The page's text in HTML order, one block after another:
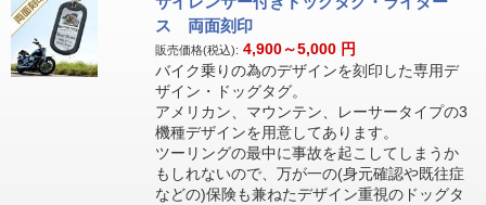
ス 両面刻印
販売価格(税込): 4,900～5,000 円
バイク乗りの為のデザインを刻印した専用デ
ザイン・ドッグタグ。
アメリカン、マウンテン、レーサータイプの3
機種デザインを用意してあります。
ツーリングの最中に事故を起こしてしまうか
もしれないので、万が一の(身元確認や既往症
などの)保険も兼ねたデザイン重視のドッグタ